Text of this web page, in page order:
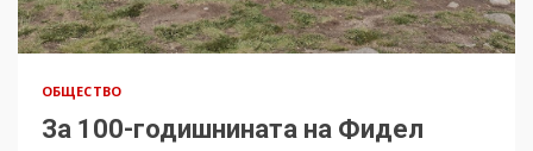
ОБЩЕСТВО
За 100-годишнината на Фидел